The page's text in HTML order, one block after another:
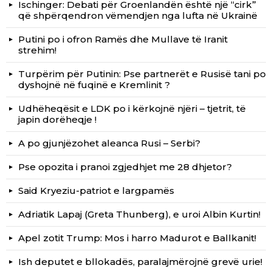
Ischinger: Debati për Groenlandën është një “cirk”
që shpërqendron vëmendjen nga lufta në Ukrainë
Putini po i ofron Ramës dhe Mullave të Iranit
strehim!
Turpërim për Putinin: Pse partnerët e Rusisë tani po
dyshojnë në fuqinë e Kremlinit ?
Udhëheqësit e LDK po i kërkojnë njëri – tjetrit, të
japin dorëheqje !
A po gjunjëzohet aleanca Rusi – Serbi?
Pse opozita i pranoi zgjedhjet me 28 dhjetor?
Said Kryeziu-patriot e largpamës
Adriatik Lapaj (Greta Thunberg), e uroi Albin Kurtin!
Apel zotit Trump: Mos i harro Madurot e Ballkanit!
Ish deputet e bllokadës, paralajmërojnë grevë urie!